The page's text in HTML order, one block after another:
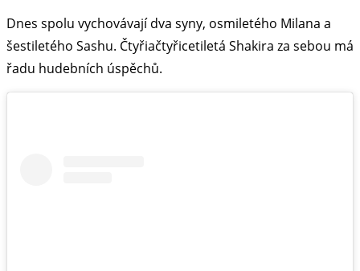
Dnes spolu vychovávají dva syny, osmiletého Milana a
šestiletého Sashu. Čtyřiačtyřicetiletá Shakira za sebou má
řadu hudebních úspěchů.